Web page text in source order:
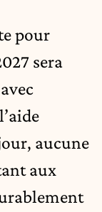
pour
sera
aucune
aux